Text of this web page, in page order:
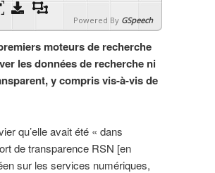
Powered By GSpeech
moteurs de recherche
les données de recherche ni
y compris vis-à-vis de
qu’elle avait été « dans
de transparence RSN [en
sur les services numériques,